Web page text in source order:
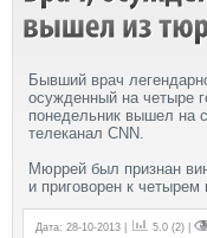
Бывший врач
осужденный на четыре
понедельник вышел на
телеканал CNN.
Мюррей был признан
и приговорен к
Дата: 28-10-2013 | 5.0 (2) |